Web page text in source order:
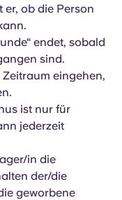
er, ob die Person
endet, sobald
sind.
eingehen,
ist nur für
jederzeit
in die
der/die
geworbene